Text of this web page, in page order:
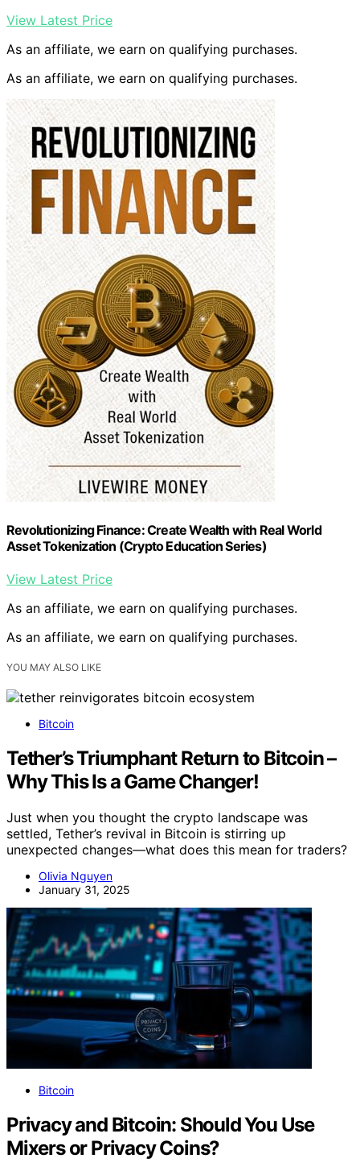
View Latest Price
As an affiliate, we earn on qualifying purchases.
As an affiliate, we earn on qualifying purchases.
Revolutionizing Finance: Create Wealth with Real World
Asset Tokenization (Crypto Education Series)
View Latest Price
As an affiliate, we earn on qualifying purchases.
As an affiliate, we earn on qualifying purchases.
YOU MAY ALSO LIKE
Bitcoin
Tether’s Triumphant Return to Bitcoin –
Why This Is a Game Changer!
Just when you thought the crypto landscape was
settled, Tether’s revival in Bitcoin is stirring up
unexpected changes—what does this mean for traders?
Olivia Nguyen
January 31, 2025
Bitcoin
Privacy and Bitcoin: Should You Use
Mixers or Privacy Coins?